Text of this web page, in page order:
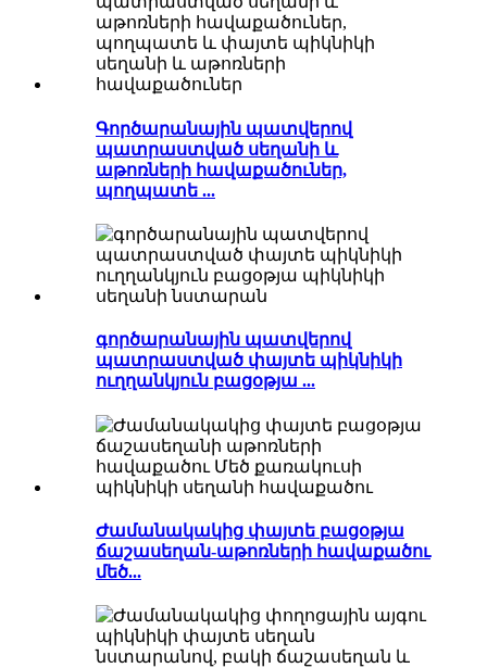
Գործարանային պատվերով
պատրաստված սեղանի և
աթոռների հավաքածուներ,
պողպատե ...
գործարանային պատվերով
պատրաստված փայտե պիկնիկի
ուղղանկյուն բացօթյա ...
Ժամանակակից փայտե բացօթյա
ճաշասեղան-աթոռների հավաքածու
մեծ...